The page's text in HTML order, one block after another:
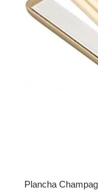
Plancha